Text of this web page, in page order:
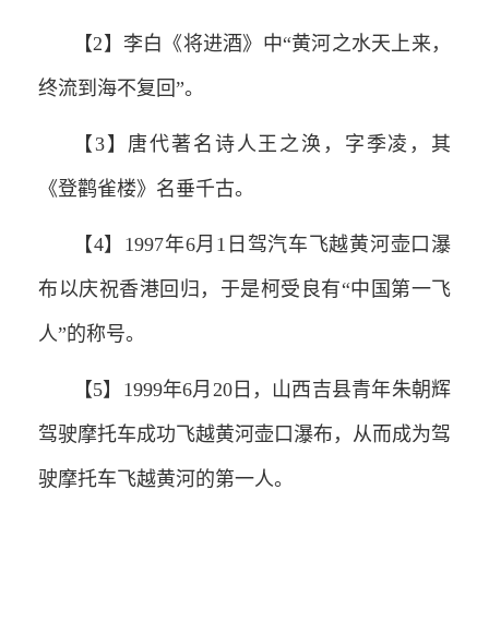
【2】李白《将进酒》中“黄河之水天上来，
终流到海不复回”。
【3】唐代著名诗人王之涣，字季凌，其
《登鹳雀楼》名垂千古。
【4】1997年6月1日驾汽车飞越黄河壶口瀑
布以庆祝香港回归，于是柯受良有“中国第一飞
人”的称号。
【5】1999年6月20日，山西吉县青年朱朝辉
驾驶摩托车成功飞越黄河壶口瀑布，从而成为驾
驶摩托车飞越黄河的第一人。